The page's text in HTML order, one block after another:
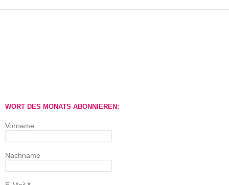
WORT DES MONATS ABONNIEREN:
Vorname
Nachname